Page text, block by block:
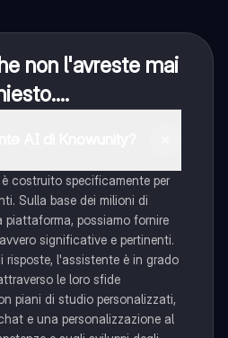
non l'avreste mai
costruito specificamente per
Sulla base dei milioni di
piattaforma, possiamo fornire
significative e pertinenti.
l'assistente è in grado
le loro sfide
piani di studio personalizzati,
e una personalizzazione al